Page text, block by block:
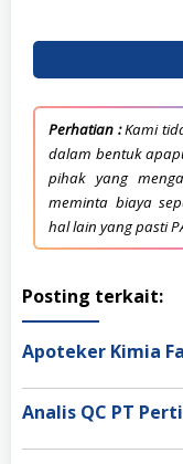
Perhatian :Kami
dalam bentuk
pihak yang
meminta biaya
hal lain yang pasti
Posting terkait: